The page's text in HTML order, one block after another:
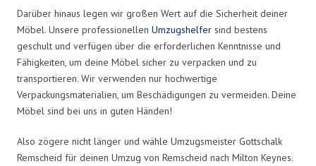
Darüber hinaus legen wir großen Wert auf die Sicherheit deiner
Möbel. Unsere professionellen Umzugshelfer sind bestens
geschult und verfügen über die erforderlichen Kenntnisse und
Fähigkeiten, um deine Möbel sicher zu verpacken und zu
transportieren. Wir verwenden nur hochwertige
Verpackungsmaterialien, um Beschädigungen zu vermeiden. Deine
Möbel sind bei uns in guten Händen!
Also zögere nicht länger und wähle Umzugsmeister Gottschalk
Remscheid für deinen Umzug von Remscheid nach Milton Keynes.